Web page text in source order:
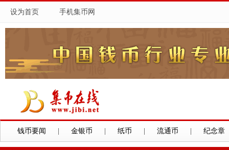
设为首页 手机集币网
钱币要闻 金银币 纸币 流通币 纪念章